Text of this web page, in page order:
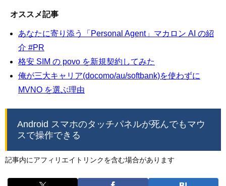
オススメ記事
あなたに寄り添う「Personal Agent」マカロン AI の紹
介 #PR
格安 SIM の povo を新規契約してみた
俺が三大キャリア(docomo/au/softbank)を使わずに
MVNO を選ぶ理由
Android スマホのタッチパネルが死んでもマウ
スで操作できる
記事内にアフィリエイトリンクを含む場合があります